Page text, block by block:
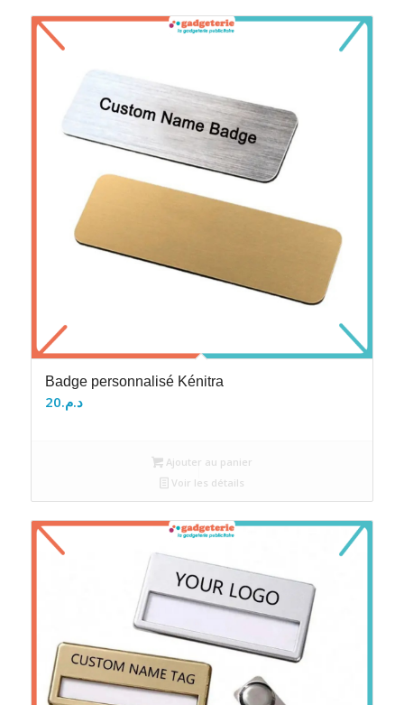
Badge personnalisé Kénitra
د.م.20
Ajouter au panier
Voir les détails